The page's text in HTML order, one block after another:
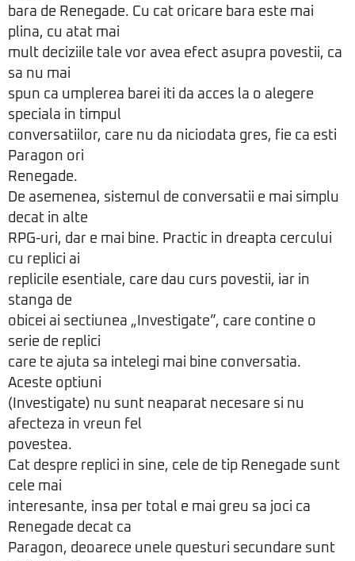
bara de Renegade. Cu cat oricare bara este mai
plina, cu atat mai
mult deciziile tale vor avea efect asupra povestii, ca
sa nu mai
spun ca umplerea barei iti da acces la o alegere
speciala in timpul
conversatiilor, care nu da niciodata gres, fie ca esti
Paragon ori
Renegade.
De asemenea, sistemul de conversatii e mai simplu
decat in alte
RPG-uri, dar e mai bine. Practic in dreapta cercului
cu replici ai
replicile esentiale, care dau curs povestii, iar in
stanga de
obicei ai sectiunea „Investigate”, care contine o
serie de replici
care te ajuta sa intelegi mai bine conversatia.
Aceste optiuni
(Investigate) nu sunt neaparat necesare si nu
afecteza in vreun fel
povestea.
Cat despre replici in sine, cele de tip Renegade sunt
cele mai
interesante, insa per total e mai greu sa joci ca
Renegade decat ca
Paragon, deoarece unele questuri secundare sunt